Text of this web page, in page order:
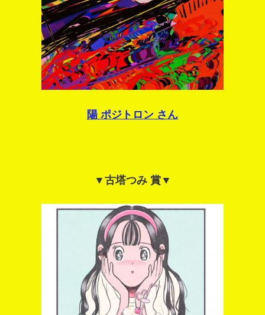
陽 ポジトロン さん
▼古塔つみ 賞▼